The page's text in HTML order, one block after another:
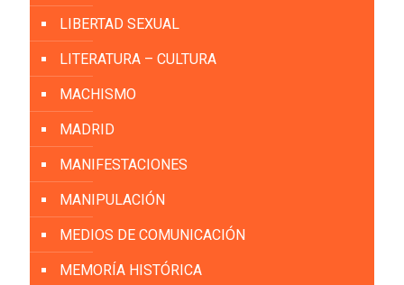
LIBERTAD SEXUAL
LITERATURA – CULTURA
MACHISMO
MADRID
MANIFESTACIONES
MANIPULACIÓN
MEDIOS DE COMUNICACIÓN
MEMORÍA HISTÓRICA